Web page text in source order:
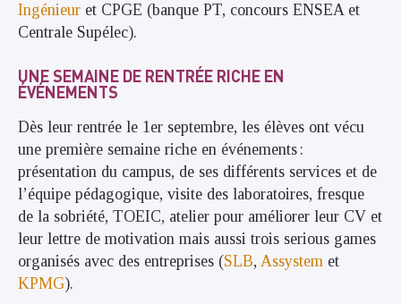
Ingénieur et CPGE (banque PT, concours ENSEA et
Centrale Supélec).
UNE SEMAINE DE RENTRÉE RICHE EN
ÉVÉNEMENTS
Dès leur rentrée le 1er septembre, les élèves ont vécu
une première semaine riche en événements :
présentation du campus, de ses différents services et de
l’équipe pédagogique, visite des laboratoires, fresque
de la sobriété, TOEIC, atelier pour améliorer leur CV et
leur lettre de motivation mais aussi trois serious games
organisés avec des entreprises (SLB, Assystem et
KPMG).